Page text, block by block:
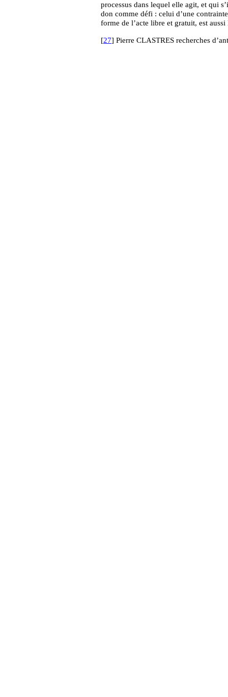
processus dans lequel elle agit, et qui
don comme défi : celui d’une
forme de l’acte libre et gratuit, est
[27] Pierre CLASTRES recherches